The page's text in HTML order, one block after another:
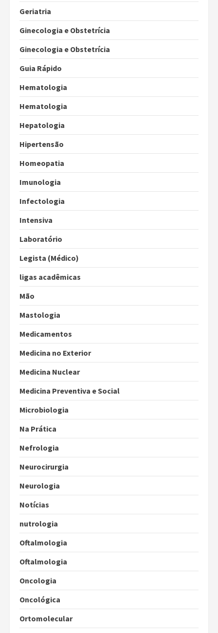
Geriatria
Ginecologia e Obstetrícia
Ginecologia e Obstetrícia
Guia Rápido
Hematologia
Hematologia
Hepatologia
Hipertensão
Homeopatia
Imunologia
Infectologia
Intensiva
Laboratório
Legista (Médico)
ligas acadêmicas
Mão
Mastologia
Medicamentos
Medicina no Exterior
Medicina Nuclear
Medicina Preventiva e Social
Microbiologia
Na Prática
Nefrologia
Neurocirurgia
Neurologia
Notícias
nutrologia
Oftalmologia
Oftalmologia
Oncologia
Oncológica
Ortomolecular